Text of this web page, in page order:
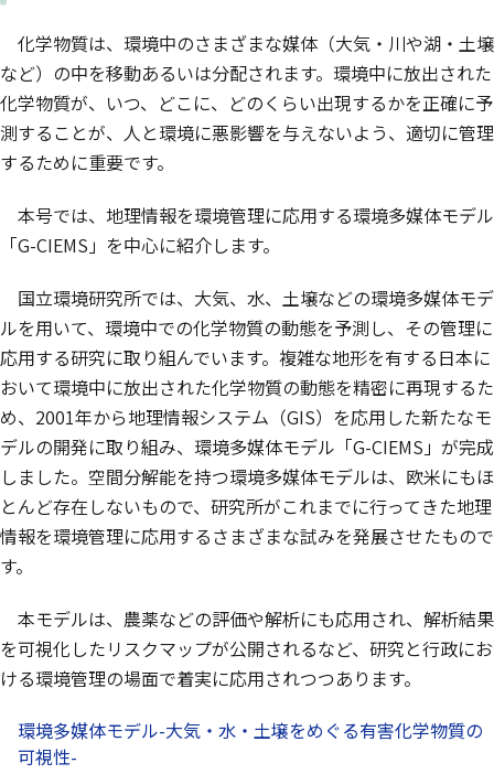
化学物質は、環境中のさまざまな媒体（大気・川や湖・土壌
など）の中を移動あるいは分配されます。環境中に放出された
化学物質が、いつ、どこに、どのくらい出現するかを正確に予
測することが、人と環境に悪影響を与えないよう、適切に管理
するために重要です。
本号では、地理情報を環境管理に応用する環境多媒体モデル
「G-CIEMS」を中心に紹介します。
国立環境研究所では、大気、水、土壌などの環境多媒体モデ
ルを用いて、環境中での化学物質の動態を予測し、その管理に
応用する研究に取り組んでいます。複雑な地形を有する日本に
おいて環境中に放出された化学物質の動態を精密に再現するた
め、2001年から地理情報システム（GIS）を応用した新たなモ
デルの開発に取り組み、環境多媒体モデル「G-CIEMS」が完成
しました。空間分解能を持つ環境多媒体モデルは、欧米にもほ
とんど存在しないもので、研究所がこれまでに行ってきた地理
情報を環境管理に応用するさまざまな試みを発展させたもので
す。
本モデルは、農薬などの評価や解析にも応用され、解析結果
を可視化したリスクマップが公開されるなど、研究と行政にお
ける環境管理の場面で着実に応用されつつあります。
環境多媒体モデル-大気・水・土壌をめぐる有害化学物質の
可視性-